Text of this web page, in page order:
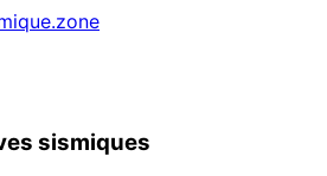
sismiques